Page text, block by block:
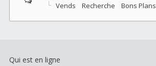
Vends
Recherche Bons Plans
Qui est en ligne